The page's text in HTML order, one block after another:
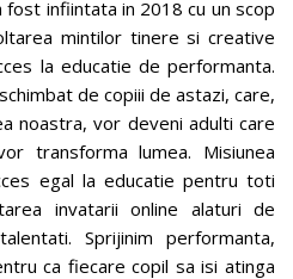
fost infiintata in 2018 cu un scop
mintilor tinere si creative
la educatie de performanta.
de copiii de astazi, care,
noastra, vor deveni adulti care
transforma lumea. Misiunea
egal la educatie pentru toti
invatarii online alaturi de
Sprijinim performanta,
ca fiecare copil sa isi atinga